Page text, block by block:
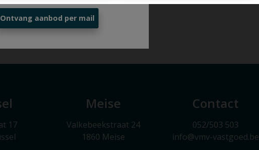
17
Meise
Valkebeekstraat 24
1860 Meise
Contact
052/503 503
info@vmv-vastgoed.be
Ontvang aanbod per mail